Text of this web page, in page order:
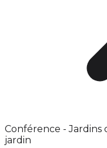
Conférence - Jardins
jardin